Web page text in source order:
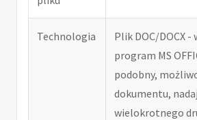
Technologia
Plik DOC/DOCX -
program MS
podobny,
dokumentu,
wielokrotnego